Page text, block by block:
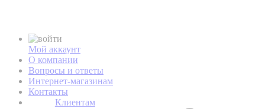
Мой аккаунт
О компании
Вопросы и ответы
Интернет-магазинам
Контакты
Клиентам